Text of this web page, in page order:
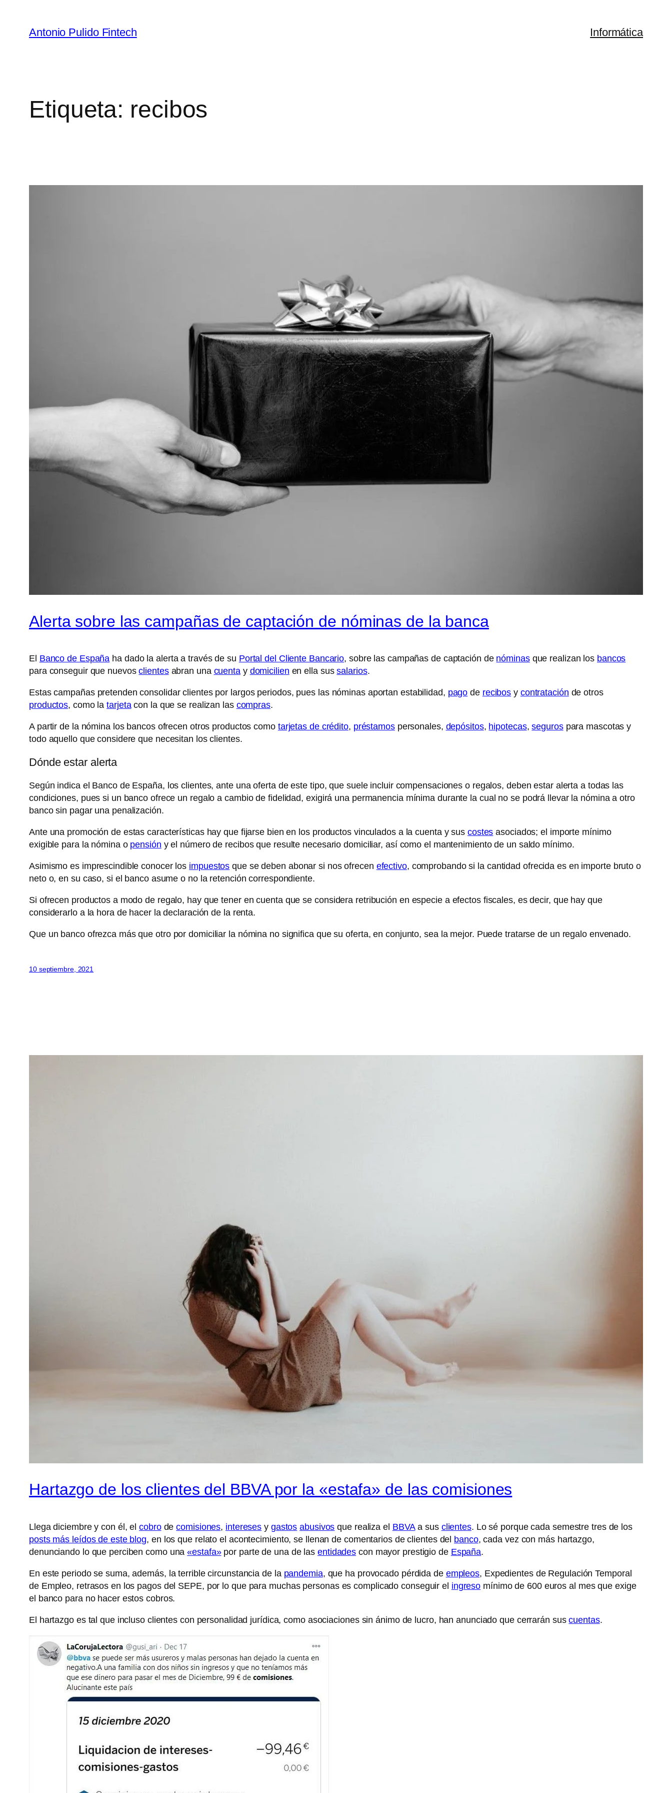
Antonio Pulido Fintech Informática
Etiqueta: recibos
Alerta sobre las campañas de captación de nóminas de la banca
El Banco de España ha dado la alerta a través de su Portal del Cliente Bancario, sobre las campañas de captación de nóminasque realizan los bancos
para conseguir que nuevosclientesabran una cuentay domicilien en ella sussalarios.
Estas campañas pretenden consolidar clientes por largos periodos, pues las nóminas aportan estabilidad, pago de recibos y contratación de otros
productos, como latarjetacon la que se realizan las compras.
A partir de la nómina los bancos ofrecen otros productos como tarjetas de crédito, préstamospersonales, depósitos, hipotecas,segurospara mascotas y
todo aquello que considere que necesitan los clientes.
Dónde estar alerta
Según indica el Banco de España, los clientes, ante una oferta de este tipo, que suele incluir compensaciones o regalos, deben estar alerta a todas las
condiciones, pues si un banco ofrece un regalo a cambio de fidelidad, exigirá una permanencia mínima durante la cual no se podrá llevar la nómina a otro
banco sin pagar una penalización.
Ante una promoción de estas características hay que fijarse bien en los productos vinculados a la cuenta y sus costes asociados; el importe mínimo
exigible para la nómina o pensión y el número de recibos que resulte necesario domiciliar, así como el mantenimiento de un saldo mínimo.
Asimismo es imprescindible conocer los impuestos que se deben abonar si nos ofrecen efectivo, comprobando si la cantidad ofrecida es en importe bruto o
neto o, en su caso, si el banco asume o no la retención correspondiente.
Si ofrecen productos a modo de regalo, hay que tener en cuenta que se considera retribución en especie a efectos fiscales, es decir, que hay que
considerarlo a la hora de hacer la declaración de la renta.
Que un banco ofrezca más que otro por domiciliar la nómina no significa que su oferta, en conjunto, sea la mejor. Puede tratarse de un regalo envenado.
10 septiembre, 2021
Hartazgo de los clientes del BBVA por la «estafa» de las comisiones
Llega diciembre y con él, elcobrodecomisiones, intereses y gastos abusivos que realiza el BBVAa sus clientes. Lo sé porque cada semestre tres de los
posts más leídos de este blog, en los que relato el acontecimiento, se llenan de comentarios de clientes del banco, cada vez con más hartazgo,
denunciando lo que perciben como una«estafa»por parte de una de lasentidades con mayor prestigio de España.
En este periodo se suma, además, la terrible circunstancia de la pandemia, que ha provocado pérdida de empleos, Expedientes de Regulación Temporal
de Empleo, retrasos en los pagos del SEPE, por lo que para muchas personas es complicado conseguir el ingreso mínimo de 600 euros al mes que exige
el banco para no hacer estos cobros.
El hartazgo es tal que incluso clientes con personalidad jurídica, como asociaciones sin ánimo de lucro, han anunciado que cerrarán suscuentas.